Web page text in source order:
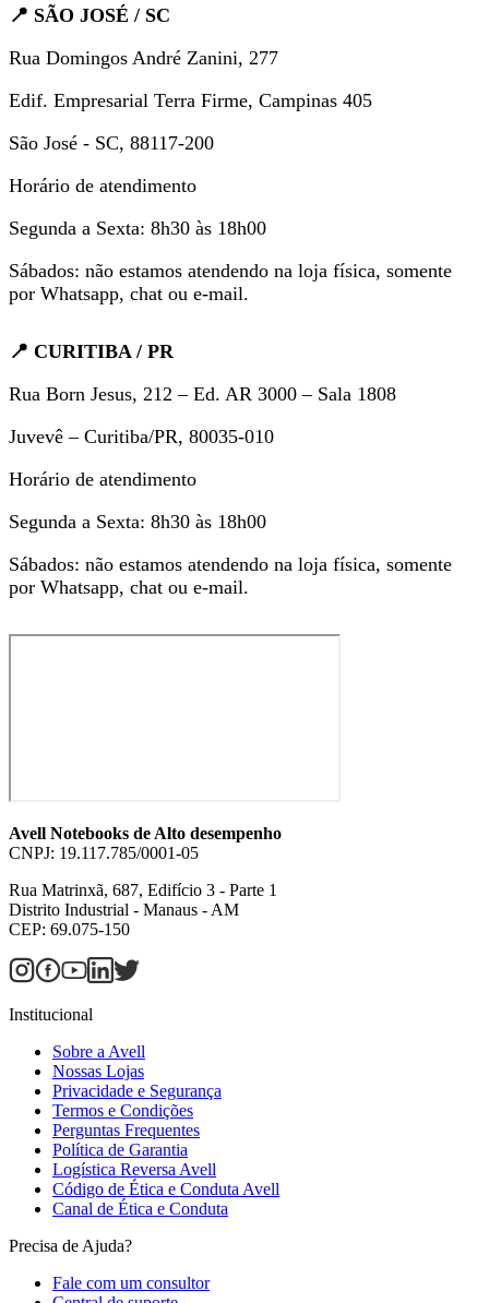
📍 SÃO JOSÉ / SC
Rua Domingos André Zanini, 277
Edif. Empresarial Terra Firme, Campinas 405
São José - SC, 88117-200
Horário de atendimento
Segunda a Sexta: 8h30 às 18h00
Sábados: não estamos atendendo na loja física, somente
por Whatsapp, chat ou e-mail.
📍 CURITIBA / PR
Rua Born Jesus, 212 – Ed. AR 3000 – Sala 1808
Juvevê – Curitiba/PR, 80035-010
Horário de atendimento
Segunda a Sexta: 8h30 às 18h00
Sábados: não estamos atendendo na loja física, somente
por Whatsapp, chat ou e-mail.
Avell Notebooks de Alto desempenho
CNPJ: 19.117.785/0001-05
Rua Matrinxã, 687, Edifício 3 - Parte 1
Distrito Industrial - Manaus - AM
CEP: 69.075-150
Institucional
Sobre a Avell
Nossas Lojas
Privacidade e Segurança
Termos e Condições
Perguntas Frequentes
Política de Garantia
Logística Reversa Avell
Código de Ética e Conduta Avell
Canal de Ética e Conduta
Precisa de Ajuda?
Fale com um consultor